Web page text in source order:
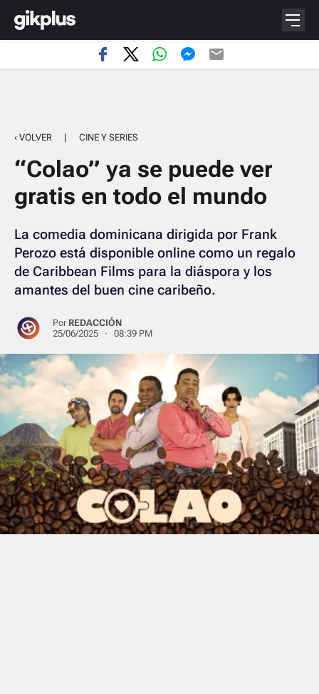
‹ VOLVER | CINE Y SERIES
“Colao” ya se puede ver
gratis en todo el mundo
La comedia dominicana dirigida por Frank
Perozo está disponible online como un regalo
de Caribbean Films para la diáspora y los
amantes del buen cine caribeño.
Por REDACCIÓN
25/06/2025 · 08:39 PM